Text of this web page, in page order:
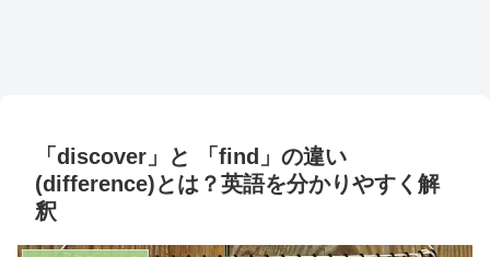
「discover」と 「find」の違い
(difference)とは？英語を分かりやすく解
釈